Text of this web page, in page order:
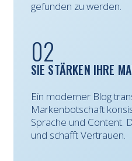
gefunden zu werden.
02
SIE STÄRKEN IHRE
Ein moderner Blog
Markenbotschaft
Sprache und Content.
und schafft Vertrauen.